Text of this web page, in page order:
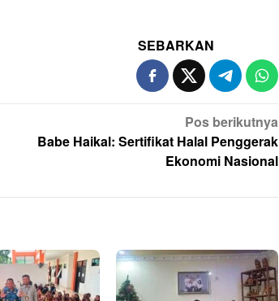
SEBARKAN
Pos berikutnya
Babe Haikal: Sertifikat Halal Penggerak
Ekonomi Nasional